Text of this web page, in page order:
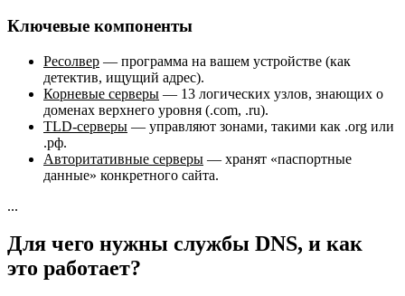
Ключевые компоненты
Ресолвер — программа на вашем устройстве (как
детектив, ищущий адрес).
Корневые серверы — 13 логических узлов, знающих о
доменах верхнего уровня (.com, .ru).
TLD-серверы — управляют зонами, такими как .org или
.рф.
Авторитативные серверы — хранят «паспортные
данные» конкретного сайта.
...
Для чего нужны службы DNS, и как
это работает?